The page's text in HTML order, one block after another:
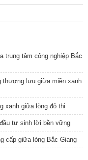
trung tâm công nghiệp Bắc
thượng lưu giữa miền xanh
xanh giữa lòng đô thị
tư sinh lời bền vững
cấp giữa lòng Bắc Giang